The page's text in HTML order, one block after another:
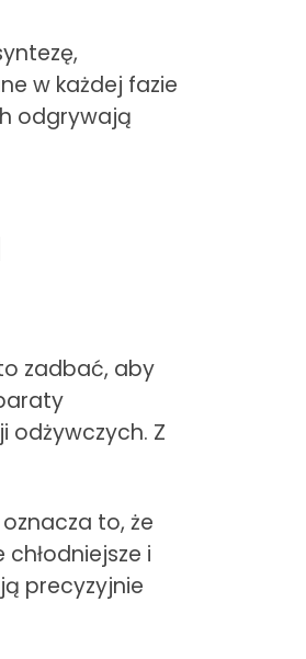
w każdej fazie
odgrywają
zadbać, aby
odżywczych. Z
to, że
i
precyzyjnie